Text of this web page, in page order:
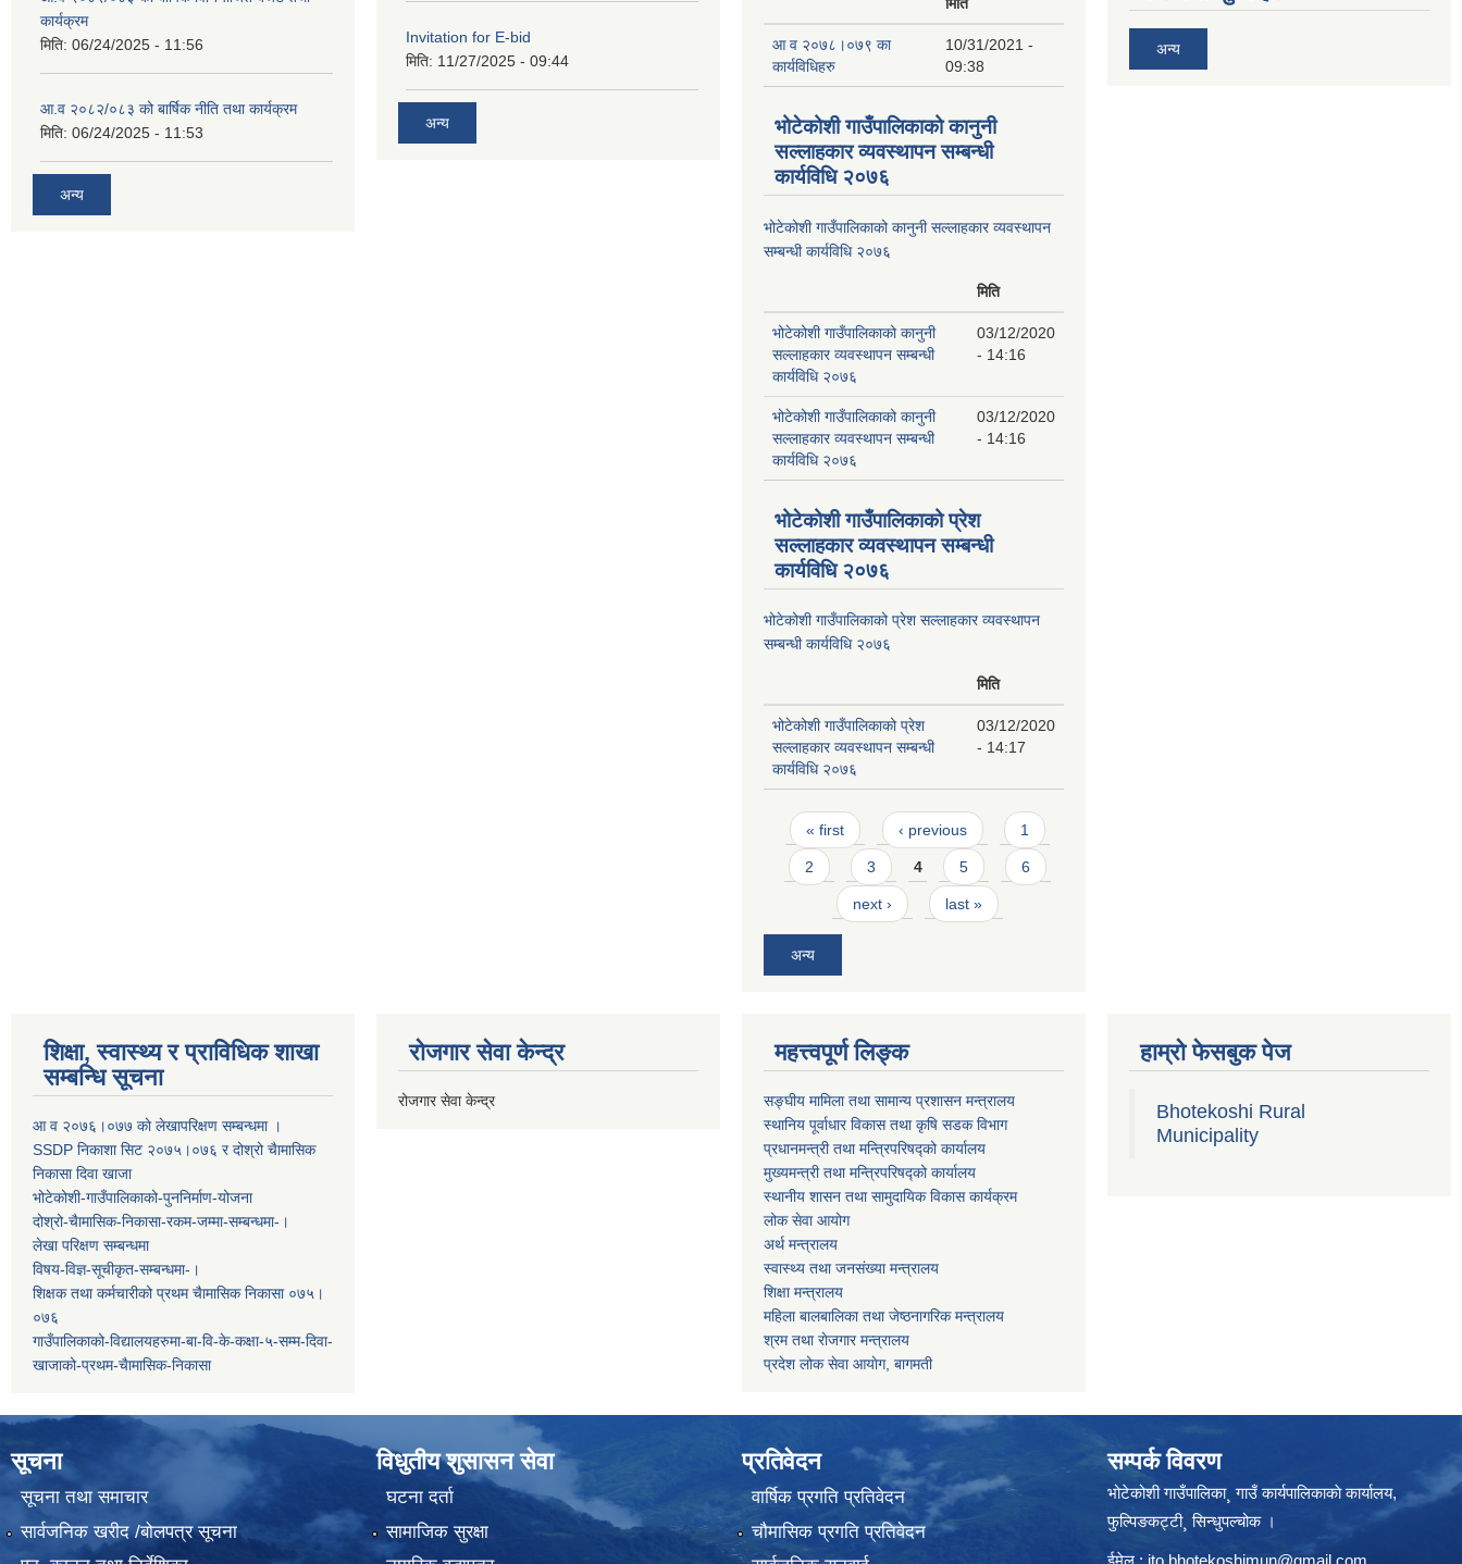
कार्यक्रम
मिति: 06/24/2025 - 11:56
आ.व २०८२/०८३ को बार्षिक नीति तथा कार्यक्रम
मिति: 06/24/2025 - 11:53
अन्य
Invitation for E-bid
मिति: 11/27/2025 - 09:44
अन्य
मिति
आ व २०७८।०७९ का
कार्यविधिहरु
10/31/2021 -
09:38
भोटेकोशी गाउँपालिकाको कानुनी
सल्लाहकार व्यवस्थापन सम्बन्धी
कार्यविधि २०७६
भोटेकोशी गाउँपालिकाको कानुनी सल्लाहकार व्यवस्थापन
सम्बन्धी कार्यविधि २०७६
मिति
भोटेकोशी गाउँपालिकाको कानुनी
सल्लाहकार व्यवस्थापन सम्बन्धी
कार्यविधि २०७६
03/12/2020
- 14:16
भोटेकोशी गाउँपालिकाको कानुनी
सल्लाहकार व्यवस्थापन सम्बन्धी
कार्यविधि २०७६
03/12/2020
- 14:16
भोटेकोशी गाउँपालिकाको प्रेश
सल्लाहकार व्यवस्थापन सम्बन्धी
कार्यविधि २०७६
भोटेकोशी गाउँपालिकाको प्रेश सल्लाहकार व्यवस्थापन
सम्बन्धी कार्यविधि २०७६
मिति
भोटेकोशी गाउँपालिकाको प्रेश
सल्लाहकार व्यवस्थापन सम्बन्धी
कार्यविधि २०७६
03/12/2020
- 14:17
Pages
« first ‹ previous 1
2 3 4 5 6
next › last »
अन्य
अन्य
शिक्षा, स्वास्थ्य र प्राविधिक शाखा
सम्बन्धि सूचना
आ व २०७६।०७७ काे लेखापरिक्षण सम्बन्धमा ।
SSDP निकाशा सिट २०७५।०७६ र दोश्रो चैामासिक
निकासा दिवा खाजा
भोटेकोशी-गाउँपालिकाको-पुननिर्माण-योजना
दोश्रो-चैामासिक-निकासा-रकम-जम्मा-सम्बन्धमा-।
लेखा परिक्षण सम्बन्धमा
विषय-विज्ञ-सूचीकृत-सम्बन्धमा-।
शिक्षक तथा कर्मचारीको प्रथम च‌ैामासिक निकासा ०७५।
०७६
गाउँपालिकाको-विद्यालयहरुमा-बा-वि-के-कक्षा-५-सम्म-दिवा-
खाजाको-प्रथम-चैामासिक-निकासा
रोजगार सेवा केन्द्र
रोजगार सेवा केन्द्र
महत्त्वपूर्ण लिङ्क
सङ्घीय मामिला तथा सामान्य प्रशासन मन्त्रालय
स्थानिय पूर्वाधार विकास तथा कृषि सडक विभाग
प्रधानमन्त्री तथा मन्त्रिपरिषद्को कार्यालय
मुख्यमन्त्री तथा मन्त्रिपरिषद्को कार्यालय
स्थानीय शासन तथा सामुदायिक विकास कार्यक्रम
लोक सेवा आयोग
अर्थ मन्त्रालय
स्वास्थ्य तथा जनस‌ंख्या मन्त्रालय
शिक्षा मन्त्रालय
महिला बालबालिका तथा जेष्ठनागरिक मन्त्रालय
श्रम तथा राेजगार मन्त्रालय
प्रदेश लोक सेवा आयाेग, बागमती
हाम्रो फेसबुक पेज
Bhotekoshi Rural
Municipality
सूचना
सूचना तथा समाचार
सार्वजनिक खरीद /बोलपत्र सूचना
विधुतीय शुसासन सेवा
घटना दर्ता
सामाजिक सुरक्षा
प्रतिवेदन
वार्षिक प्रगति प्रतिवेदन
चौमासिक प्रगति प्रतिवेदन
सम्पर्क विवरण
भोटेकोशी गाउँपालिका¸ गाउँ कार्यपालिकाकाे कार्यालय,
फुल्पिङकट्टी¸ सिन्धुपल्चोक ।
ईमेल : ito.bhotekoshimun@gmail.com